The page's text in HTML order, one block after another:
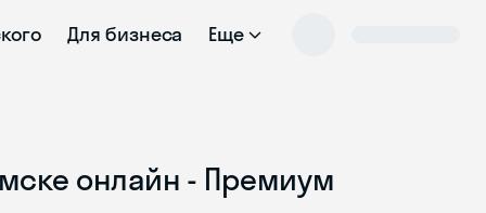
Для бизнеса Еще
онлайн - Премиум